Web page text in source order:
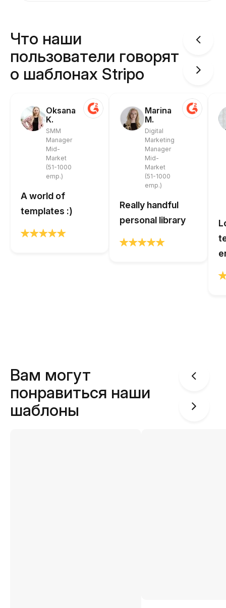
Что наши
пользователи говорят
о шаблонах Stripo
Oksana
K.
SMM
Manager
Mid-
Market
(51-1000
emp.)
A world of
templates :)
Marina
M.
Digital
Marketing
Manager
Mid-
Market
(51-1000
emp.)
Really handful
personal library
Вам могут
понравиться наши
шаблоны